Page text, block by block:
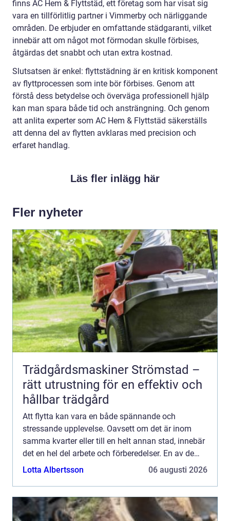
finns AC Hem & Flyttstäd, ett företag som har visat sig
vara en tillförlitlig partner i Vimmerby och närliggande
områden. De erbjuder en omfattande städgaranti, vilket
innebär att om något mot förmodan skulle förbises,
åtgärdas det snabbt och utan extra kostnad.
Slutsatsen är enkel: flyttstädning är en kritisk komponent
av flyttprocessen som inte bör förbises. Genom att
förstå dess betydelse och överväga professionell hjälp
kan man spara både tid och ansträngning. Och genom
att anlita experter som AC Hem & Flyttstäd säkerställs
att denna del av flytten avklaras med precision och
erfaret handlag.
Läs fler inlägg här
Fler nyheter
Trädgårdsmaskiner Strömstad –
rätt utrustning för en effektiv och
hållbar trädgård
Att flytta kan vara en både spännande och
stressande upplevelse. Oavsett om det är inom
samma kvarter eller till en helt annan stad, innebär
det en hel del arbete och förberedelser. En av de
oftast förbisedda men kritis...
Lotta Albertsson 06 augusti 2026